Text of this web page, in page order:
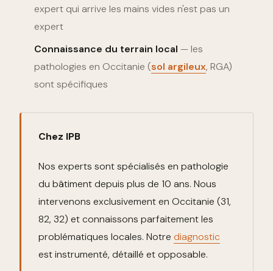
expert qui arrive les mains vides n'est pas un
expert
Connaissance du terrain local — les
pathologies en Occitanie (sol argileux, RGA)
sont spécifiques
Chez IPB
Nos experts sont spécialisés en pathologie
du bâtiment depuis plus de 10 ans. Nous
intervenons exclusivement en Occitanie (31,
82, 32) et connaissons parfaitement les
problématiques locales. Notre diagnostic
est instrumenté, détaillé et opposable.